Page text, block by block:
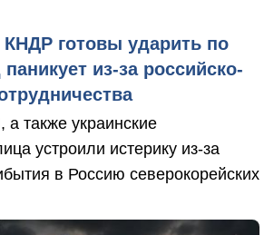
КНДР готовы ударить по
из-за российско-
также украинские
устроили истерику из-за
в Россию северокорейских